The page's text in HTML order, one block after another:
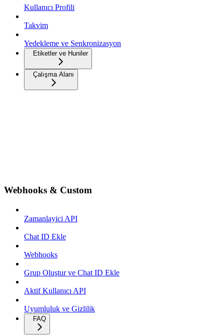
Kullanıcı Profili
Takvim
Yedekleme ve Senkronizasyon
Etiketler ve Huniler
Çalışma Alanı
Webhooks & Custom
Zamanlayici API
Chat ID Ekle
Webhooks
Grup Oluştur ve Chat ID Ekle
Aktif Kullanıcı API
Uyumluluk ve Gizlilik
FAQ